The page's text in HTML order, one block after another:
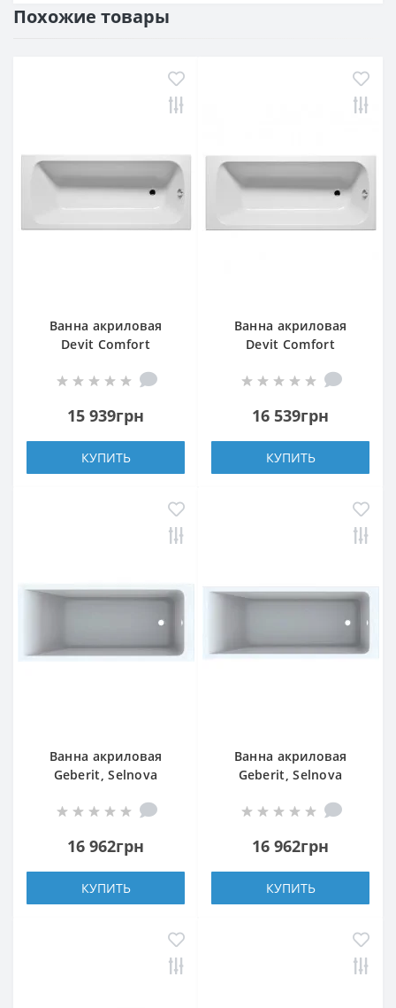
Похожие товары
Ванна акриловая
Devit Comfort
ножками
15 939грн
КУПИТЬ
Ванна акриловая
Devit Comfort
ножками
16 539грн
КУПИТЬ
Ванна акриловая
Geberit, Selnova
160х70 см с ножками
16 962грн
КУПИТЬ
Ванна акриловая
Geberit, Selnova
170х70 см с ножками
16 962грн
КУПИТЬ